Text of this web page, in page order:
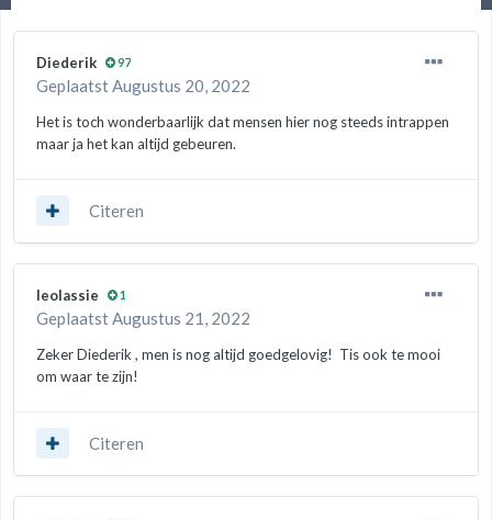
Diederik 97
Geplaatst Augustus 20, 2022
Het is toch wonderbaarlijk dat mensen hier nog steeds intrappen
maar ja het kan altijd gebeuren.
Citeren
leolassie 1
Geplaatst Augustus 21, 2022
Zeker Diederik , men is nog altijd goedgelovig! Tis ook te mooi
om waar te zijn!
Citeren